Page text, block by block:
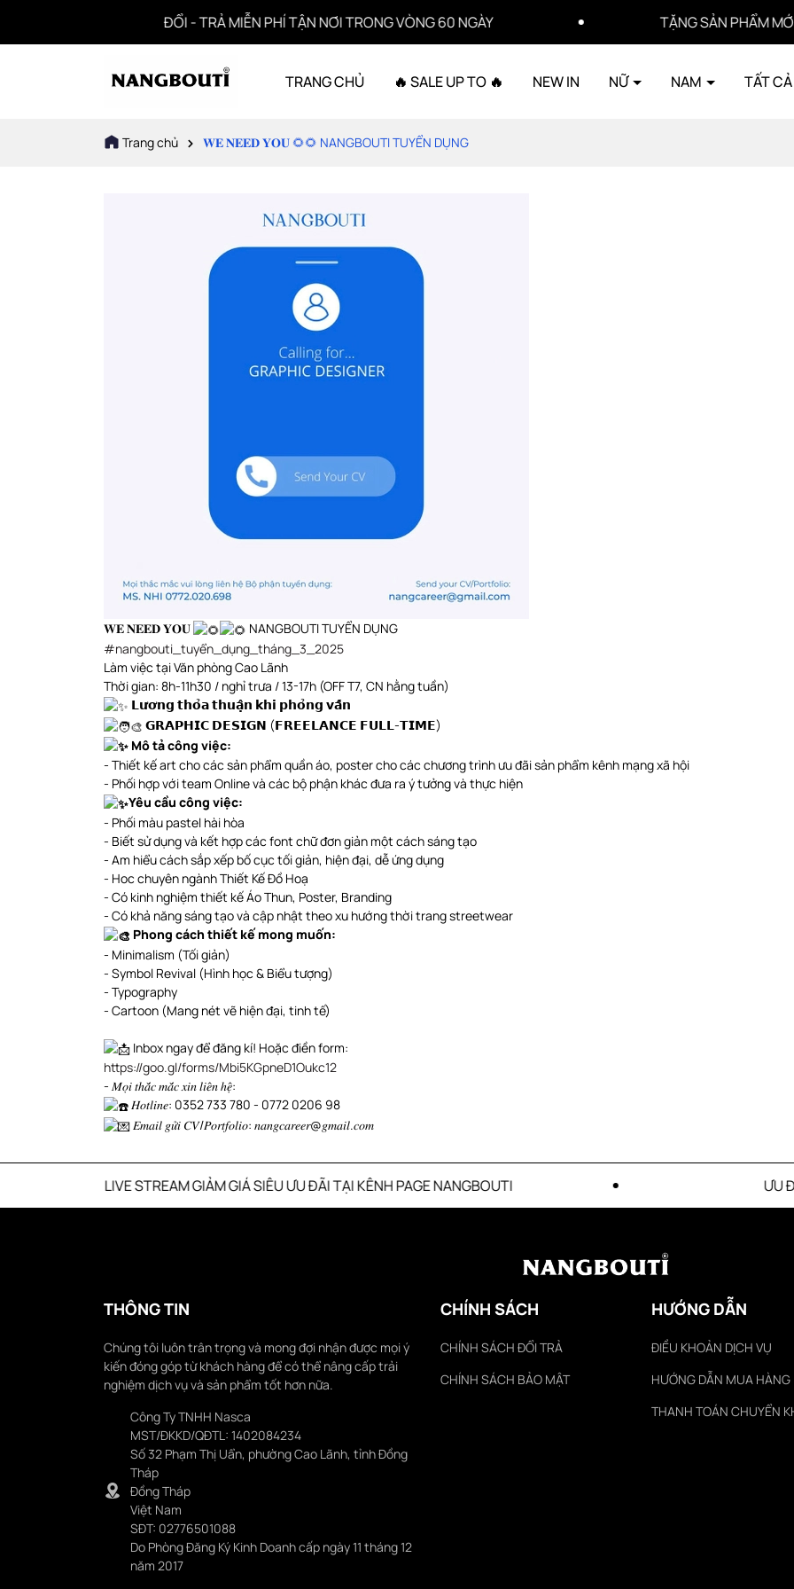
ĐỔI - TRẢ MIỄN PHÍ TẬN NƠI TRONG VÒNG 60 NGÀY TẶNG SẢN PHẨM MỚI
TRANG CHỦ 🔥 SALE UP TO 🔥 NEW IN NỮ NAM TẤT
Trang chủ 𝐖𝐄 𝐍𝐄𝐄𝐃 𝐘𝐎𝐔 🌻🌻 NANGBOUTI TUYỂN DỤNG
𝐖𝐄 𝐍𝐄𝐄𝐃 𝐘𝐎𝐔
NANGBOUTI TUYỂN DỤNG
#nangbouti_tuyển_dụng_tháng_3_2025
Làm việc tại Văn phòng Cao Lãnh
Thời gian: 8h-11h30 / nghỉ trưa / 13-17h (OFF T7, CN hằng tuần)
𝗟𝘂̛𝗼̛𝗻𝗴 𝘁𝗵𝗼̉𝗮 𝘁𝗵𝘂𝗮̣̂𝗻 𝗸𝗵𝗶 𝗽𝗵𝗼̉𝗻𝗴 𝘃𝗮̂́𝗻
𝗚𝗥𝗔𝗣𝗛𝗜𝗖 𝗗𝗘𝗦𝗜𝗚𝗡 (𝗙𝗥𝗘𝗘𝗟𝗔𝗡𝗖𝗘 𝗙𝗨𝗟𝗟-𝗧𝗜𝗠𝗘)
Mô tả công việc:
- Thiết kế art cho các sản phẩm quần áo, poster cho các chương trình ưu đãi sản phẩm kênh mạng xã hội
- Phối hợp với team Online và các bộ phận khác đưa ra ý tưởng và thực hiện
Yêu cầu công việc:
- Phối màu pastel hài hòa
- Biết sử dụng và kết hợp các font chữ đơn giản một cách sáng tạo
- Am hiểu cách sắp xếp bố cục tối giản, hiện đại, dễ ứng dụng
- Hoc chuyên ngành Thiết Kế Đồ Hoạ
- Có kinh nghiệm thiết kế Áo Thun, Poster, Branding
- Có khả năng sáng tạo và cập nhật theo xu hướng thời trang streetwear
Phong cách thiết kế mong muốn:
- Minimalism (Tối giản)
- Symbol Revival (Hình học & Biểu tượng)
- Typography
- Cartoon (Mang nét vẽ hiện đại, tinh tế)
Inbox ngay để đăng kí! Hoặc điền form:
https://goo.gl/forms/Mbi5KGpneD1Oukc12
- 𝑀𝑜̣𝑖 𝑡ℎ𝑎̆́𝑐 𝑚𝑎̆́𝑐 𝑥𝑖𝑛 𝑙𝑖𝑒̂𝑛 ℎ𝑒̣̂:
𝐻𝑜𝑡𝑙𝑖𝑛𝑒: 0352 733 780 - 0772 0206 98
𝐸𝑚𝑎𝑖𝑙 𝑔𝑢̛̉𝑖 𝐶𝑉/𝑃𝑜𝑟𝑡𝑓𝑜𝑙𝑖𝑜: 𝑛𝑎𝑛𝑔𝑐𝑎𝑟𝑒𝑒𝑟@𝑔𝑚𝑎𝑖𝑙.𝑐𝑜𝑚
LIVE STREAM GIẢM GIÁ SIÊU ƯU ĐÃI TẠI KÊNH PAGE NANGBOUTI ƯU ĐÃI
THÔNG TIN
Chúng tôi luôn trân trọng và mong đợi nhận được mọi ý
kiến đóng góp từ khách hàng để có thể nâng cấp trải
nghiệm dịch vụ và sản phẩm tốt hơn nữa.
Công Ty TNHH Nasca
MST/ĐKKD/QĐTL: 1402084234
Số 32 Phạm Thị Uẩn, phường Cao Lãnh, tỉnh Đồng
Tháp
Đồng Tháp
Việt Nam
SĐT: 02776501088
Do Phòng Đăng Ký Kinh Doanh cấp ngày 11 tháng 12
năm 2017
CHÍNH SÁCH
CHÍNH SÁCH ĐỔI TRẢ
CHÍNH SÁCH BẢO MẬT
HƯỚNG DẪN
ĐIỀU KHOẢN DỊCH VỤ
HƯỚNG DẪN MUA HÀNG
THANH TOÁN CHUYỂN